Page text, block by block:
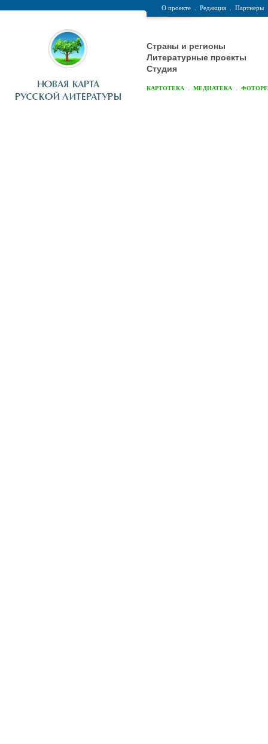
О проекте Редакция Партнеры
Страны и регионы
Литературные проекты
Студия
КАРТОТЕКА МЕДИАТЕКА